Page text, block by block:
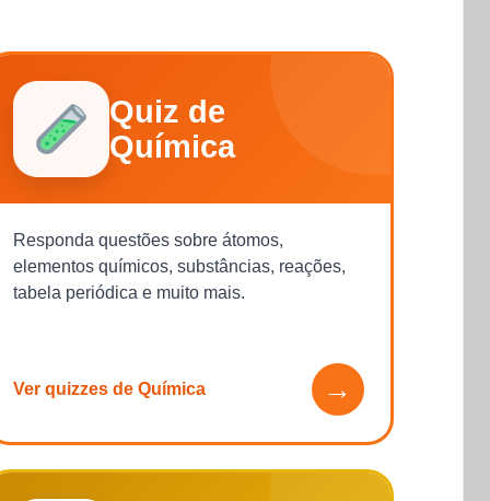
Quiz de
Química
Responda questões sobre átomos,
elementos químicos, substâncias, reações,
tabela periódica e muito mais.
Ver quizzes de Química →